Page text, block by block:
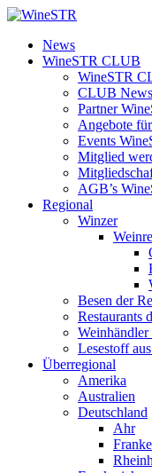
Zum
springen
WineSTR
News
WineSTR CLUB
WineSTR
CLUB News
Partner
Angebote
Events
Mitglied
AGB’s
Regional
Winzer
Besen der
Restaurants
Weinhändler
Lesestoff
Überregional
Amerika
Australien
Deutschland
Ahr